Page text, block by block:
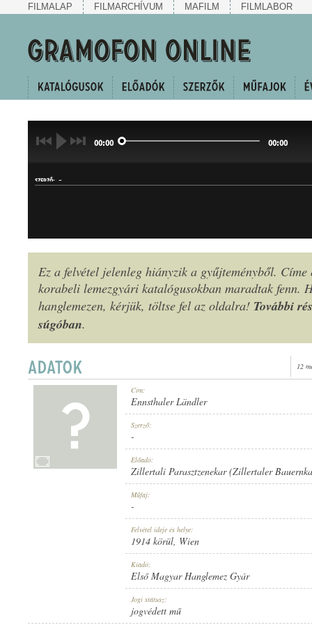
FILMALAP FILMARCHÍVUM MAFILM FILMLABOR
00:00 00:00
SZERZŐ: -
MŰFAJ:
ELSŐ MAGYAR HANGLEMEZ GYÁR
Ez a felvétel jelenleg hiányzik a gyűjteményből. Címe
korabeli lemezgyári katalógusokban maradtak fenn.
hanglemezen, kérjük, töltse fel az oldalra! További
súgóban.
12
Cím:
Ennsthaler Ländler
Szerző:
-
Előadó:
Zillertali Parasztzenekar (Zillertaler
Műfaj:
-
Felvétel ideje és helye:
1914 körül, Wien
Kiadó:
Első Magyar Hanglemez Gyár
Jogi státusz:
jogvédett mű